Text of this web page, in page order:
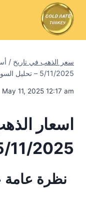
سعر الذهب في تاريخ /
5/11/2025 – تحليل السوق وفرص الاستثمار
May 11, 2025 12:17 am
اسعار
11/2025
نظرة